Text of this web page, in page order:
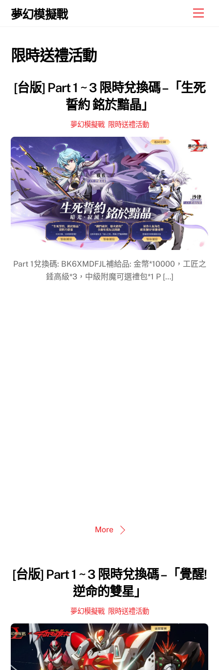
Skip
夢幻模擬戰
限時送禮活動
[台版] Part 1 ~ 3 限時兌換碼 –「生死
誓約 銘於黯晶」
夢幻模擬戰, 限時送禮活動
Part 1兌換碼: BK6XMDFJL補給品: 金幣*10000，工匠之
錘高級*3，中級附魔可選禮包*1 P […]
More
[台版] Part 1 ~ 3 限時兌換碼 –「覺醒!
逆命的雙星」
夢幻模擬戰, 限時送禮活動